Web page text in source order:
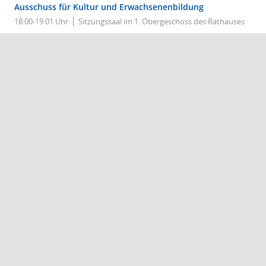
Ausschuss für Kultur und Erwachsenenbildung
18:00-19:01 Uhr Sitzungssaal im 1. Obergeschoss des Rathauses